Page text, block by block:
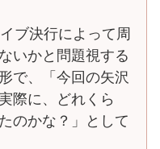
ブ決行によって周
いかと問題視する
で、「今回の矢沢
際に、どれくら
のかな？」として